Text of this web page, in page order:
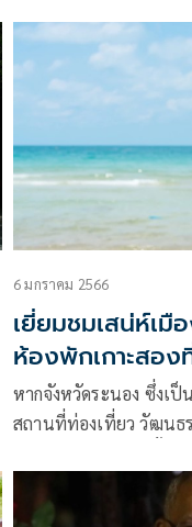
6 มกราคม 2566
เยี่ยมชมเสน่ห์เมื
ห้องพักเกาะสอ
หากจังหวัดระนอง ซึ่งเ
สถานที่ท่องเที่ยว วัฒนธ
ปลายทางที่นักท่องเที่ยว
ให้ได้แล้วละก็